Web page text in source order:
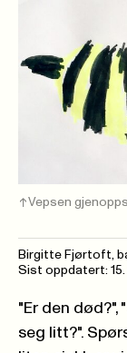
Vepsen
Birgitte Fjørtoft,
Sist oppdatert: 15.
"Er den død?",
seg litt?".